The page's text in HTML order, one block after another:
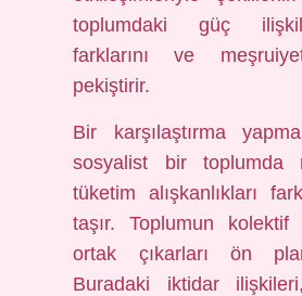
toplumdaki güç
farklarını ve
pekiştirir.
Bir karşılaştırma
sosyalist bir toplumda
tüketim alışkanlıkları
taşır. Toplumun
ortak çıkarları ön
Buradaki iktidar